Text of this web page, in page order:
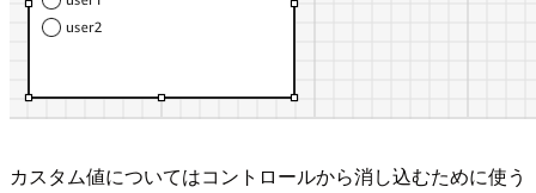
カスタム値についてはコントロールから消し込むために使う